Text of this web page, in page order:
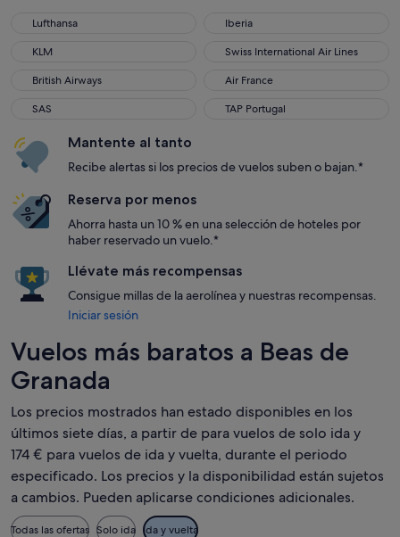
Lufthansa
Lufthansa Iberia
Iberia
KLM
KLM Swiss International Air Lines
Swiss International Air Lines
British Airways
British Airways Air France
Air France
SAS
SAS TAP Portugal
TAP Portugal
Mantente al tanto
Recibe alertas si los precios de vuelos suben o bajan.*
Reserva por menos
Ahorra hasta un 10 % en una selección de hoteles por
haber reservado un vuelo.*
Llévate más recompensas
Consigue millas de la aerolínea y nuestras recompensas.
Iniciar sesión
Vuelos más baratos a Beas de
Granada
Los precios mostrados han estado disponibles en los
últimos siete días, a partir de para vuelos de solo ida y
174 € para vuelos de ida y vuelta, durante el periodo
especificado. Los precios y la disponibilidad están sujetos
a cambios. Pueden aplicarse condiciones adicionales.
Todas las ofertas Solo ida Ida y vuelta